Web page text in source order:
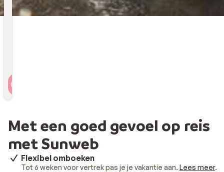
Hoelang
Met een goed gevoel op reis
met Sunweb
Flexibel omboeken
Tot 6 weken voor vertrek pas je je vakantie aan. Lees meer.